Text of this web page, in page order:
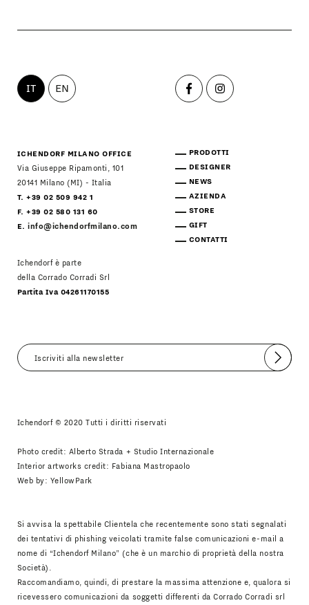
IT EN
ICHENDORF MILANO OFFICE
Via Giuseppe Ripamonti, 101
20141 Milano (MI) - Italia
T. +39 02 509 942 1
F. +39 02 580 131 60
E.info@ichendorfmilano.com
Ichendorf è parte
della Corrado Corradi Srl
Partita Iva 04261170155
PRODOTTI
DESIGNER
NEWS
AZIENDA
STORE
GIFT
CONTATTI
Invia
Ichendorf © 2020 Tutti i diritti riservati
Photo credit: Alberto Strada + Studio Internazionale
Interior artworks credit: Fabiana Mastropaolo
Web by: YellowPark
Si avvisa la spettabile Clientela che recentemente sono stati segnalati
dei tentativi di phishing veicolati tramite false comunicazioni e-mail a
nome di “Ichendorf Milano” (che è un marchio di proprietà della nostra
Società).
Raccomandiamo, quindi, di prestare la massima attenzione e, qualora si
ricevessero comunicazioni da soggetti differenti da Corrado Corradi srl